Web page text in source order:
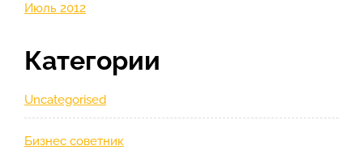
Июль 2012
Категории
Uncategorised
Бизнес советник